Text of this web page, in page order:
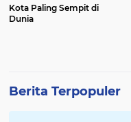
Kota Paling Sempit di
Dunia
Berita Terpopuler